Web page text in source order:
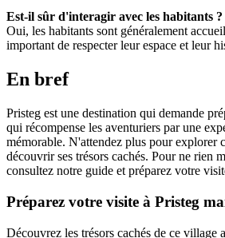
Est-il sûr d'interagir avec les habitants ?
Oui, les habitants sont généralement
important de respecter leur espace et leur
En bref
Pristeg est une destination qui demande
qui récompense les aventuriers par une
mémorable. N'attendez plus pour explorer
découvrir ses trésors cachés. Pour ne rien
consultez notre guide et préparez votre
Préparez votre visite à Pristeg
Découvrez les trésors cachés de ce village